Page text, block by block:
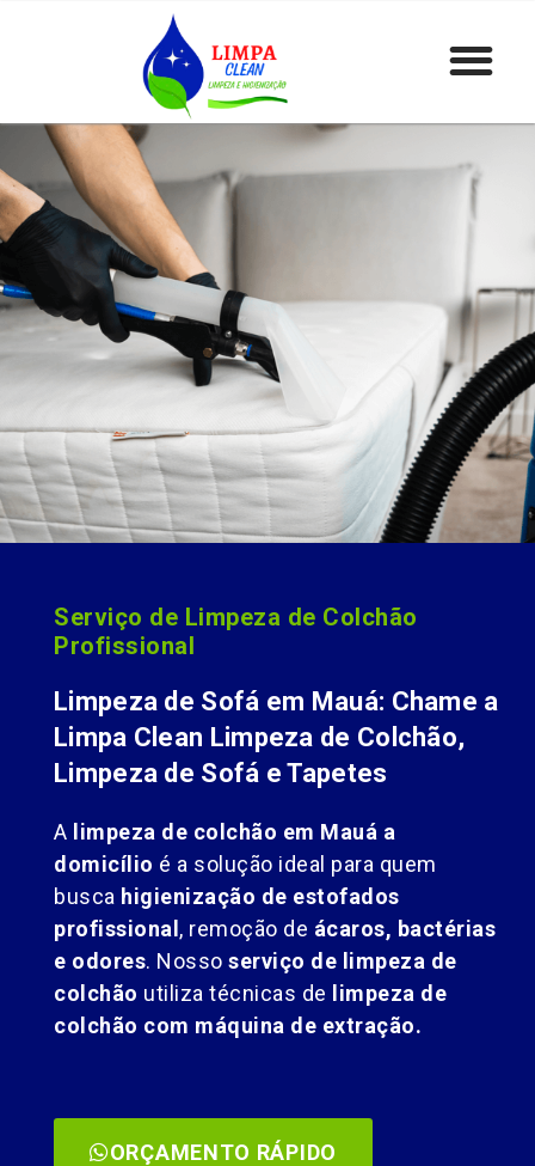
Serviço de Limpeza de Colchão
Profissional
Limpeza de Sofá em Mauá: Chame a
Limpa Clean Limpeza de Colchão,
Limpeza de Sofá e Tapetes
A limpeza de colchão em Mauá a
domicílio é a solução ideal para quem
busca higienização de estofados
profissional, remoção de ácaros, bactérias
e odores. Nosso serviço de limpeza de
colchão utiliza técnicas de limpeza de
colchão com máquina de extração.
ORÇAMENTO RÁPIDO